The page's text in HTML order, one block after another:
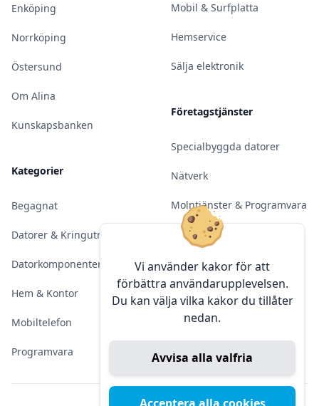
Vi använder kakor för att
förbättra användarupplevelsen.
Du kan välja vilka kakor du tillåter
nedan.
Avvisa alla valfria
Enköping
Norrköping
Östersund
Om Alina
Kunskapsbanken
Kategorier
Begagnat
Datorer & Kringutrustning
Datorkomponenter
Hem & Kontor
Mobiltelefon
Programvara
Mobil & Surfplatta
Hemservice
Sälja elektronik
Företagstjänster
Specialbyggda datorer
Nätverk
Molntjänster & Programvara
Server & Backup
Kameraövervakning
Konferens & Public Display
Sälja elektronik